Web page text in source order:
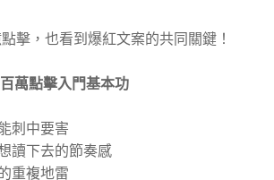
擊，也看到爆紅文案的共同關鍵！
萬點擊入門基本功
刺中要害
讀下去的節奏感
重複地雷